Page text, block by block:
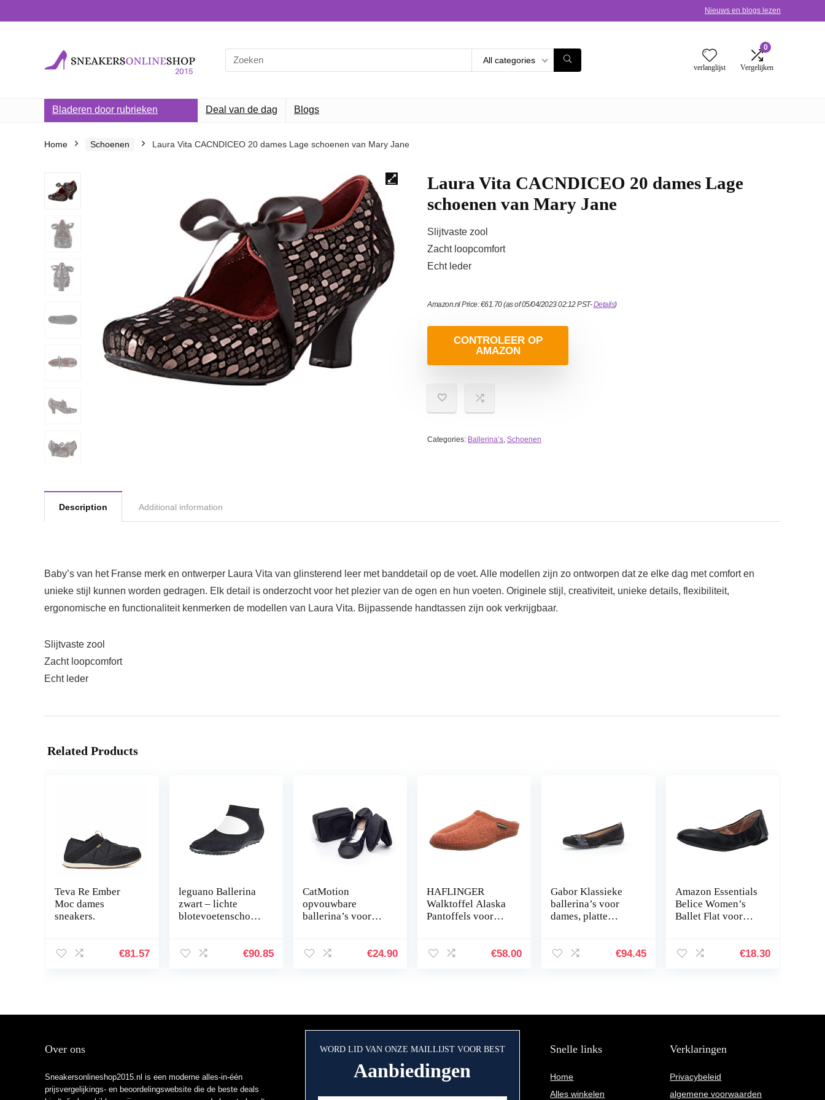
Nieuws en blogs lezen
Search
for:
All categories
verlanglijst
0
Vergelijken
Bladeren door rubrieken Deal van de dag Blogs
Home Schoenen Laura Vita CACNDICEO 20 dames Lage schoenen van Mary Jane
Laura Vita CACNDICEO 20 dames Lage
schoenen van Mary Jane
Slijtvaste zool
Zacht loopcomfort
Echt leder
Amazon.nl Price:€61.70(as of 05/04/2023 02:12 PST-Details)
CONTROLEER OP
AMAZON
Categories: Ballerina’s, Schoenen
Description Additional information
Baby’s van het Franse merk en ontwerper Laura Vita van glinsterend leer met banddetail op de voet. Alle modellen zijn zo ontworpen dat ze elke dag met comfort en
unieke stijl kunnen worden gedragen. Elk detail is onderzocht voor het plezier van de ogen en hun voeten. Originele stijl, creativiteit, unieke details, flexibiliteit,
ergonomische en functionaliteit kenmerken de modellen van Laura Vita. Bijpassende handtassen zijn ook verkrijgbaar.
Slijtvaste zool
Zacht loopcomfort
Echt leder
Related Products
Teva Re Ember
Moc dames
sneakers.
€81.57
leguano Ballerina
zwart – lichte
blotevoetenschoen
€90.85
CatMotion
opvouwbare
ballerina’s voor
€24.90
HAFLINGER
Walktoffel Alaska
Pantoffels voor
€58.00
Gabor Klassieke
ballerina’s voor
dames, platte
€94.45
Amazon Essentials
Belice Women’s
Ballet Flat voor
€18.30
Over ons
Sneakersonlineshop2015.nl is een moderne alles-in-één
prijsvergelijkings- en beoordelingswebsite die de beste deals
WORD LID VAN ONZE MAILLIJST VOOR BEST
Aanbiedingen
Snelle links
Home
Alles winkelen
Verklaringen
Privacybeleid
algemene voorwaarden